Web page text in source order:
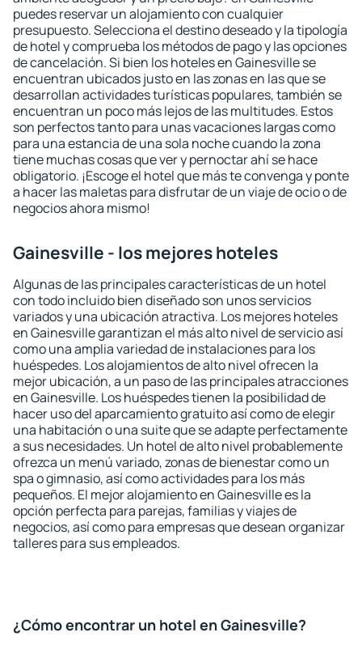
puedes reservar un alojamiento con cualquier
presupuesto. Selecciona el destino deseado y la tipología
de hotel y comprueba los métodos de pago y las opciones
de cancelación. Si bien los hoteles en Gainesville se
encuentran ubicados justo en las zonas en las que se
desarrollan actividades turísticas populares, también se
encuentran un poco más lejos de las multitudes. Estos
son perfectos tanto para unas vacaciones largas como
para una estancia de una sola noche cuando la zona
tiene muchas cosas que ver y pernoctar ahí se hace
obligatorio. ¡Escoge el hotel que más te convenga y ponte
a hacer las maletas para disfrutar de un viaje de ocio o de
negocios ahora mismo!
Gainesville - los mejores hoteles
Algunas de las principales características de un hotel
con todo incluido bien diseñado son unos servicios
variados y una ubicación atractiva. Los mejores hoteles
en Gainesville garantizan el más alto nivel de servicio así
como una amplia variedad de instalaciones para los
huéspedes. Los alojamientos de alto nivel ofrecen la
mejor ubicación, a un paso de las principales atracciones
en Gainesville. Los huéspedes tienen la posibilidad de
hacer uso del aparcamiento gratuito así como de elegir
una habitación o una suite que se adapte perfectamente
a sus necesidades. Un hotel de alto nivel probablemente
ofrezca un menú variado, zonas de bienestar como un
spa o gimnasio, así como actividades para los más
pequeños. El mejor alojamiento en Gainesville es la
opción perfecta para parejas, familias y viajes de
negocios, así como para empresas que desean organizar
talleres para sus empleados.
¿Cómo encontrar un hotel en Gainesville?